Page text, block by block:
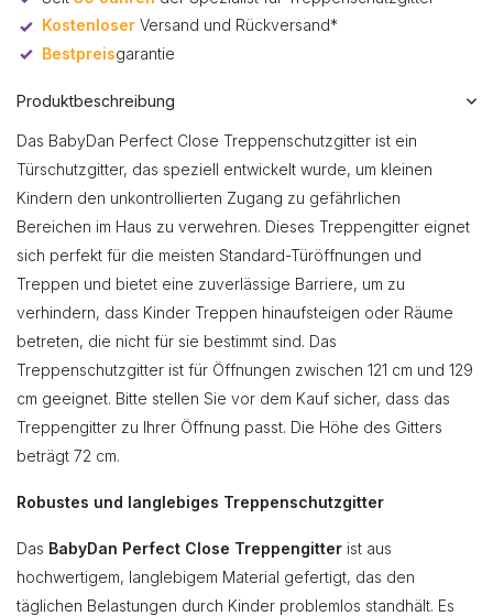
Kostenloser Versand und Rückversand*
Bestpreisgarantie
Produktbeschreibung
Das BabyDan Perfect Close Treppenschutzgitter ist ein
Türschutzgitter, das speziell entwickelt wurde, um kleinen
Kindern den unkontrollierten Zugang zu gefährlichen
Bereichen im Haus zu verwehren. Dieses Treppengitter eignet
sich perfekt für die meisten Standard-Türöffnungen und
Treppen und bietet eine zuverlässige Barriere, um zu
verhindern, dass Kinder Treppen hinaufsteigen oder Räume
betreten, die nicht für sie bestimmt sind. Das
Treppenschutzgitter ist für Öffnungen zwischen 121 cm und 129
cm geeignet. Bitte stellen Sie vor dem Kauf sicher, dass das
Treppengitter zu Ihrer Öffnung passt. Die Höhe des Gitters
beträgt 72 cm.
Robustes und langlebiges Treppenschutzgitter
Das BabyDan Perfect Close Treppengitter ist aus
hochwertigem, langlebigem Material gefertigt, das den
täglichen Belastungen durch Kinder problemlos standhält. Es